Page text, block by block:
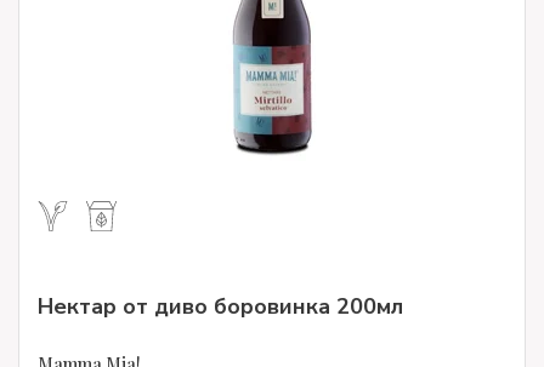
Нектар от диво боровинка 200мл